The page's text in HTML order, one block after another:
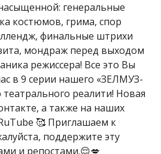
генеральные
костюмов, грима, спор
финальные штрихи
мондраж перед выходом
режиссера! Все это Вы
в 9 серии нашего «ЗЕЛМУЗ-
театрального реалити! Новая
а также на наших
🥰 Приглашаем к
поддержите эту
и репостами.😌💋